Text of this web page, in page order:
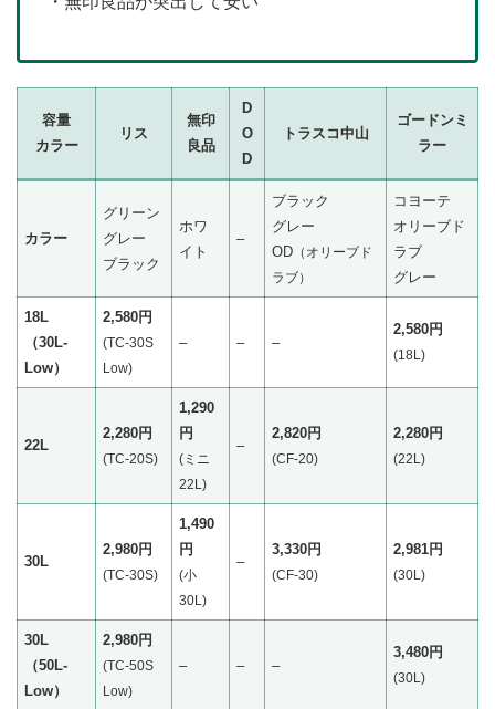
容量
カラー
リス
無印
良品
D
O
D
トラスコ中山
ゴードンミ
ラー
カラー
グリーン
グレー
ブラック
ホワ
イト
–
ブラック
グレー
OD （オリーブド
ラブ）
コヨーテ
オリーブド
ラブ
グレー
18L
（30L-
Low）
2,580円
(TC-30S
Low)
– – –
2,580円
(18L)
22L
2,280円
(TC-20S)
1,290
円
(ミニ
22L)
–
2,820円
(CF-20)
2,280円
(22L)
30L
2,980円
(TC-30S)
1,490
円
(小
30L)
–
3,330円
(CF-30)
2,981円
‎(30L)
30L
（50L-
Low）
2,980円
(TC-50S
Low)
– – –
3,480円
‎(30L)